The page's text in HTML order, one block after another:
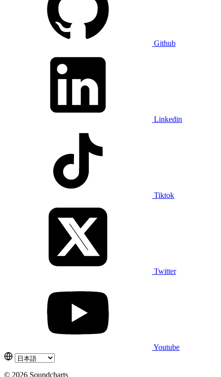
Github
Linkedin
Tiktok
Twitter
Youtube
© 2026 Soundcharts